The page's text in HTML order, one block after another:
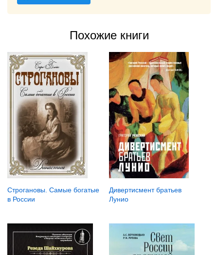
Похожие книги
Строгановы. Самые богатые
в России
Дивертисмент братьев
Лунио